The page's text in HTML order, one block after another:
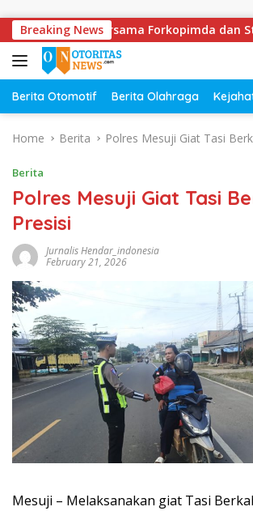
Breaking News
Lampung Bersama Forkopimda dan
Berita Otomotif Berita Olahraga
Home Berita Polres Mesuji Giat Tasi
Berita
Polres Mesuji Giat Tasi
Presisi
Jurnalis Hendar_indonesia
February 21, 2026
Mesuji – Melaksanakan giat Tasi